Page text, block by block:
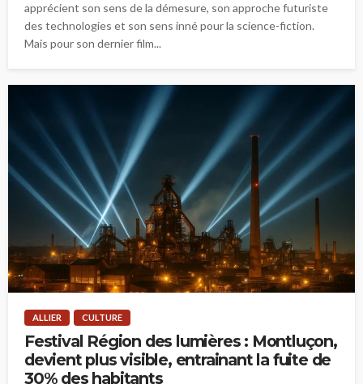
apprécient son sens de la démesure, son approche futuriste
des technologies et son sens inné pour la science-fiction.
Mais pour son dernier film...
ALLIER CULTURE
Festival Région des lumières : Montluçon,
devient plus visible, entrainant la fuite de
30% des habitants